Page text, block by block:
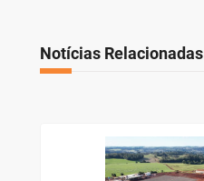
Notícias Relacionadas